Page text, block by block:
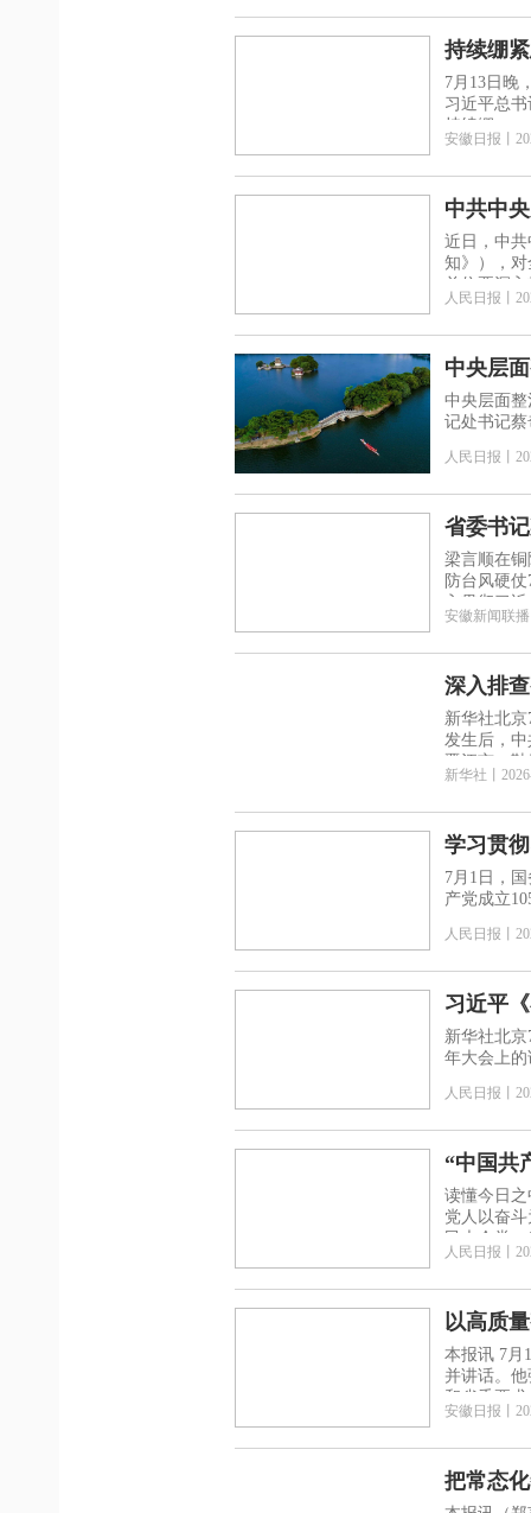
持续绷
7月13日晚
习近平总
持续绷
安徽日报
近日，中
知》），
单位要深
人民日报
中央层
中央层面
记处书记
人民日报
省委书
梁言顺在
防台风硬
入贯彻习近
安徽新闻联播
深入排查整治各类风险
生
新华社北京7月9日电 7月9日12时许，福建泉州晋江
发生后，
晋江市一鞋
新华社
学习贯
习近平
7月1日，
产党成立
人民日报
习近平
新华社北京7月3日电 中共中央总书记、国家主席、中
年大会上
人民日报
“中国共
读懂今日
党人以奋
民大会堂，
人民日报
以高质
本报讯 7月
并讲话。
和省委要
安徽日报
把常态